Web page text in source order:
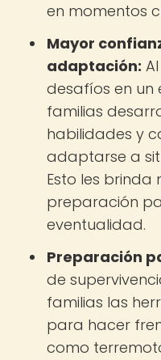
en momentos
Mayor
adaptación:
desafíos en un
familias
habilidades y
adaptarse a
Esto les
preparación
eventualidad.
Preparación
de
familias las
para hacer
como